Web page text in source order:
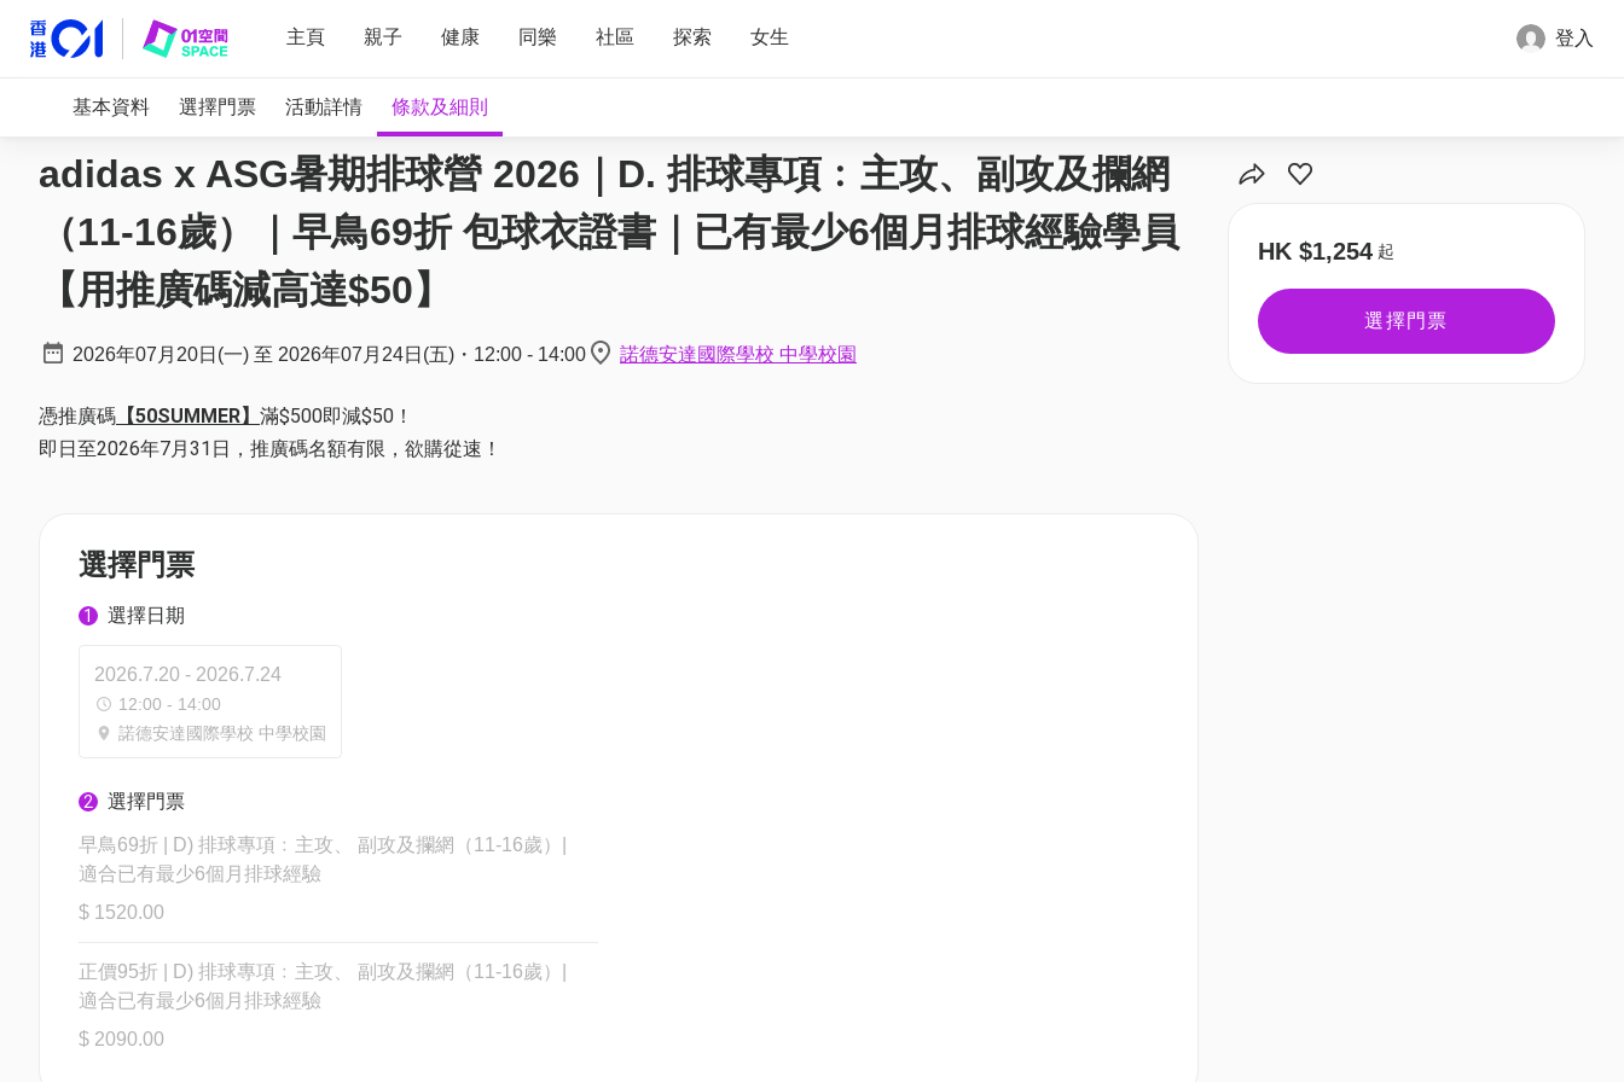
登入
主頁 親子 健康 同樂 社區 探索 女生
基本資料 選擇門票 活動詳情 條款及細則
adidas x ASG暑期排球營 2026｜D. 排球專項﹕主攻、副攻及攔網
（11-16歲）｜早鳥69折 包球衣證書｜已有最少6個月排球經驗學員
【用推廣碼減高達$50】
2026年07月20日(一) 至 2026年07月24日(五) ・ 12:00 - 14:00 諾德安達國際學校 中學校園
憑推廣碼 【50SUMMER】 滿$500即減$50！
即日至2026年7月31日，推廣碼名額有限，欲購從速！
選擇門票
1 選擇日期
2026.7.20 - 2026.7.24
12:00 - 14:00
諾德安達國際學校 中學校園
2 選擇門票
早鳥69折 | D) 排球專項﹕主攻、 副攻及攔網（11-16歲）|
適合已有最少6個月排球經驗
$ 1520.00
正價95折 | D) 排球專項﹕主攻、 副攻及攔網（11-16歲）|
適合已有最少6個月排球經驗
$ 2090.00
HK $1,254 起
選擇門票